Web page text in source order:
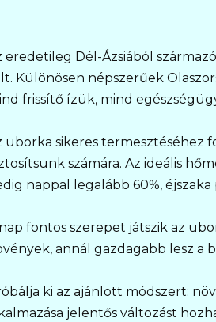
eredetileg Dél-Ázsiából
Különösen népszerűek
frissítő ízük, mind
uborka sikeres
számára. Az ideális
nappal legalább 60%,
fontos szerepet játszik az
annál gazdagabb lesz a
ki az ajánlott módszert:
jelentős változást